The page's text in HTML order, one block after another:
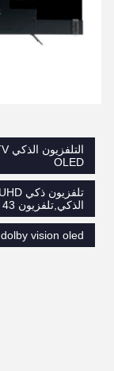
OLED
الذكي,تلفزيون LED 43 بوصة
dolby vision oled